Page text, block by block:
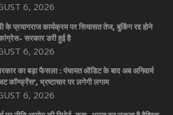
6, 2026
के प्रयागराज कार्यक्रम पर सियासत तेज, बुकिंग रद्द होने
सरकार डरी हुई है
6, 2026
का बड़ा फैसला : पंचायत ऑडिट के बाद अब अनिवार्य
कॉन्फ्रेंस’, भ्रष्टाचार पर लगेगी लगाम
6, 2026